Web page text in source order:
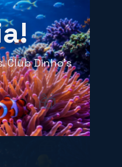
🎁
Club Dinho's